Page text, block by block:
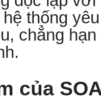
thống
chẳng
của